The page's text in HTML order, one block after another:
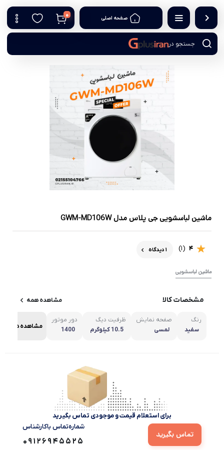
صفحه اصلی 0
جستجو در
ماشین لباسشویی جی پلاس مدل GWM-MD106W
4
(1) 1 دیدگاه
ماشین لباسشویی
مشخصات کالا مشاهده همه
رنگ
سفید
صفحه نمایش
لمسی
ظرفیت دیگ
10.5 کیلوگرم
دور موتور
1400
مشاهده همه
برای استعلام قیمت و موجودی تماس بگیرید
تماس بگیرید
شماره‌تماس‌ با‌کارشناس
09126945525